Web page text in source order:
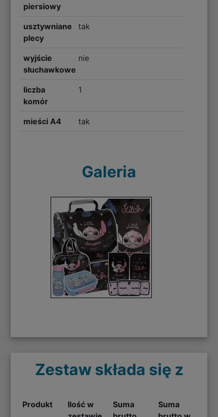
piersiowy
usztywniane
plecy
tak
wyjście
słuchawkowe
nie
liczba
komór
1
mieści A4 tak
Galeria
Zestaw składa się z
Produkt
Ilość w
Suma
Suma